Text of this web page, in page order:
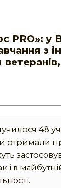
PRO»: у
з
48
отримали
і в